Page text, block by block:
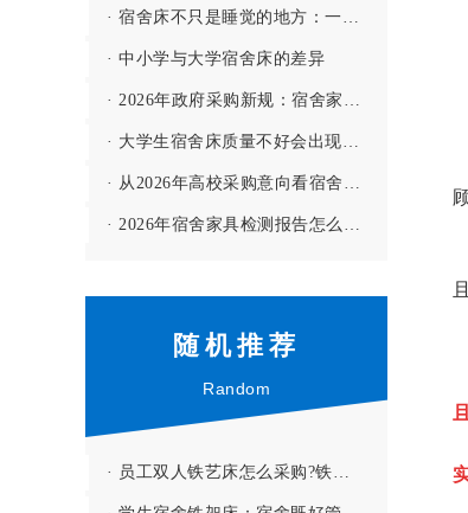
· 宿舍床不只是睡觉的地方：一间宿舍的舒适度，往往从一张床开始
· 中小学与大学宿舍床的差异
· 2026年政府采购新规：宿舍家具投标要注意哪些门槛？
· 大学生宿舍床质量不好会出现哪些问题？--【高华家具解答】
· 从2026年高校采购意向看宿舍家具的配置趋势
· 2026年宿舍家具检测报告怎么看？3个细节别忽略
随机推荐
Random
· 员工双人铁艺床怎么采购?铁艺双人床的配件有哪些?